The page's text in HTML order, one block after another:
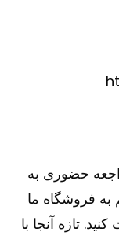
حضوری به
به فروشگاه ما
تازه آنجا با